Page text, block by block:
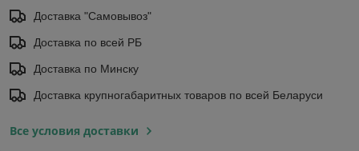
Доставка "Самовывоз"
Доставка по всей РБ
Доставка по Минску
Доставка крупногабаритных товаров по всей Беларуси
Все условия доставки